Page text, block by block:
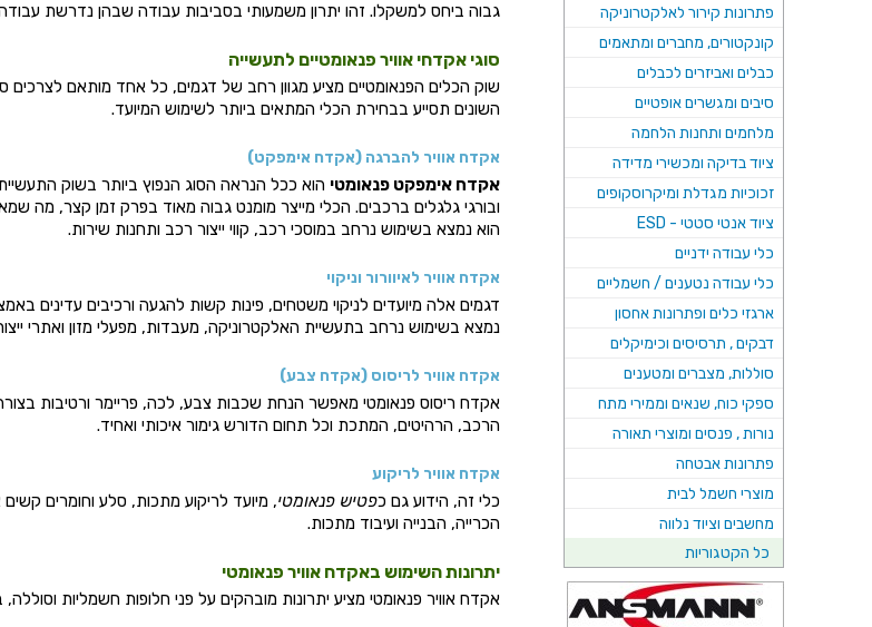
גבוה ביחס למשקלו. זהו יתרון משמעותי בסביבות עבודה שבהן נדרשת
סוגי אקדחי אוויר פנאומטיים לתעשייה
שוק הכלים הפנאומטיים מציע מגוון רחב של דגמים, כל אחד מותאם לצרכים
השונים תסייע בבחירת הכלי המתאים ביותר לשימוש המיועד.
אקדח אוויר להברגה (אקדח אימפקט)
אקדח אימפקט פנאומטי הוא ככל הנראה הסוג הנפוץ ביותר בשוק
ובורגי גלגלים ברכבים. הכלי מייצר מומנט גבוה מאוד בפרק זמן קצר, מה
הוא נמצא בשימוש נרחב במוסכי רכב, קווי ייצור רכב ותחנות שירות.
אקדח אוויר לאיוורור וניקוי
דגמים אלה מיועדים לניקוי משטחים, פינות קשות להגעה ורכיבים עדינים
נמצא בשימוש נרחב בתעשיית האלקטרוניקה, מעבדות, מפעלי מזון ואתרי
אקדח אוויר לריסוס (אקדח צבע)
אקדח ריסוס פנאומטי מאפשר הנחת שכבות צבע, לכה, פריימר ורטיבות
הרכב, הרהיטים, המתכת וכל תחום הדורש גימור איכותי ואחיד.
אקדח אוויר לריקוע
כלי זה, הידוע גם כפטיש פנאומטי, מיועד לריקוע מתכות, סלע וחומרים
הכרייה, הבנייה ועיבוד מתכות.
יתרונות השימוש באקדח אוויר פנאומטי
אקדח אוויר פנאומטי מציע יתרונות מובהקים על פני חלופות חשמליות
פתרונות קירור לאלקטרוניקה
קונקטורים, מחברים ומתאמים
כבלים ואביזרים לכבלים
סיבים ומגשרים אופטיים
מלחמים ותחנות הלחמה
ציוד בדיקה ומכשירי מדידה
זכוכיות מגדלת ומיקרוסקופים
ציוד אנטי סטטי - ESD
כלי עבודה ידניים
כלי עבודה נטענים / חשמליים
ארגזי כלים ופתרונות אחסון
דבקים , תרסיסים וכימיקלים
סוללות, מצברים ומטענים
ספקי כוח, שנאים וממירי מתח
נורות , פנסים ומוצרי תאורה
פתרונות אבטחה
מוצרי חשמל לבית
מחשבים וציוד נלווה
כל הקטגוריות